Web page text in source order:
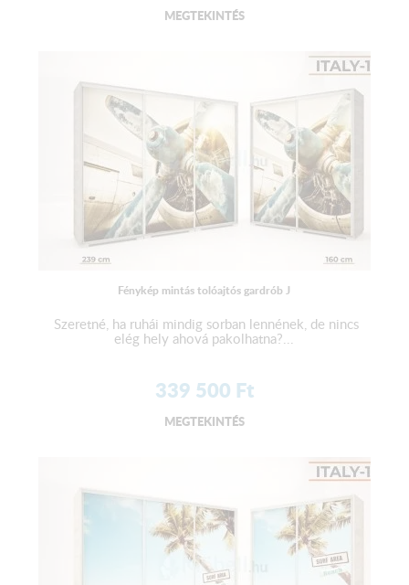
MEGTEKINTÉS
Fénykép mintás tolóajtós gardrób J
Szeretné, ha ruhái mindig sorban lennének, de nincs
elég hely ahová pakolhatna?...
339 500 Ft
MEGTEKINTÉS